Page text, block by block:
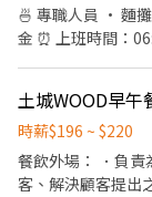
🍜 專職人員 · 麵攤招募中 🍜 👉 做得好一定加薪 👉 滿3個月再加獎
金 ⏰ 上班時間：06:00-14:00 🍜 工作內容
缺人中！想賺錢就來 🍜 時薪人員 · 麵攤招募中 🍜 ．點餐結
餐。 ．維持店內整潔。 ．
18:30、12:00～
土城WOOD早
時薪$196 ~ $220
餐飲外場： ．負責
客、解決顧客提出